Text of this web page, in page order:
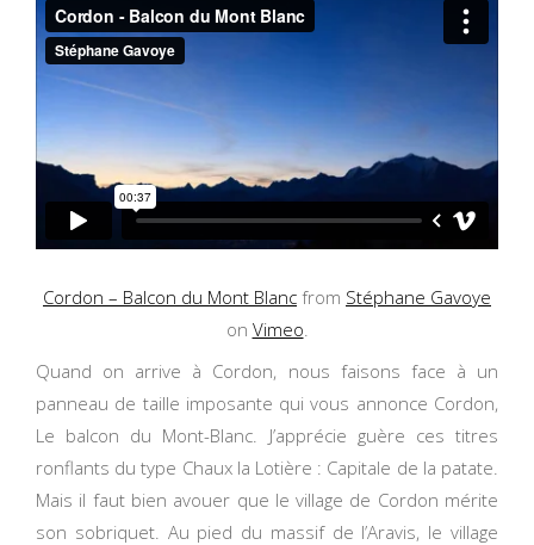
Cordon – Balcon du Mont Blanc from Stéphane Gavoye
on Vimeo
Quand on arrive à Cordon, nous faisons face à un
panneau de taille imposante qui vous annonce Cordon,
Le balcon du Mont-Blanc. J’apprécie guère ces titres
ronflants du type Chaux la Lotière : Capitale de la patate.
Mais il faut bien avouer que le village de Cordon mérite
son sobriquet. Au pied du massif de l’Aravis, le village